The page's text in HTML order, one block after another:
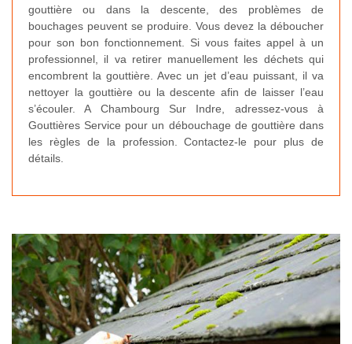
gouttière ou dans la descente, des problèmes de
bouchages peuvent se produire. Vous devez la déboucher
pour son bon fonctionnement. Si vous faites appel à un
professionnel, il va retirer manuellement les déchets qui
encombrent la gouttière. Avec un jet d’eau puissant, il va
nettoyer la gouttière ou la descente afin de laisser l’eau
s’écouler. A Chambourg Sur Indre, adressez-vous à
Gouttières Service pour un débouchage de gouttière dans
les règles de la profession. Contactez-le pour plus de
détails.